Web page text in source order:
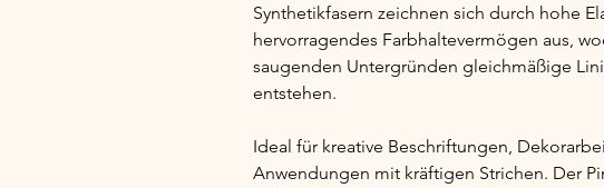
Synthetikfasern zeichnen sich durch hohe
hervorragendes Farbhaltevermögen aus,
saugenden Untergründen gleichmäßige
entstehen.
Ideal für kreative Beschriftungen,
Anwendungen mit kräftigen Strichen. Der